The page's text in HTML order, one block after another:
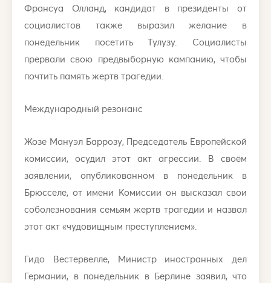
Франсуа Олланд, кандидат в президенты от
социалистов также выразил желание в
понедельник посетить Тулузу. Социалисты
прервали свою предвыборную кампанию, чтобы
почтить память жертв трагедии.
Международный резонанс
Жозе Мануэл Баррозу, Председатель Европейской
комиссии, осудил этот акт агрессии. В своём
заявлении, опубликованном в понедельник в
Брюсселе, от имени Комиссии он высказал свои
соболезнования семьям жертв трагедии и назвал
этот акт «чудовищным преступлением».
Гидо Вестервелле, Министр иностранных дел
Германии, в понедельник в Берлине заявил, что